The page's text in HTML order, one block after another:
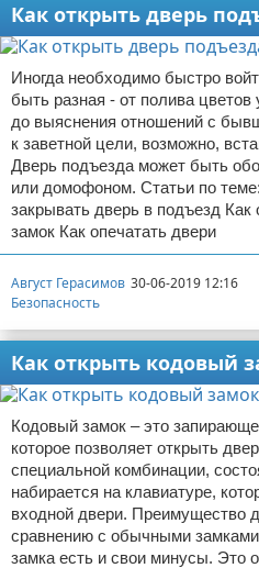
Как открыть дверь
Иногда необходимо быстро
быть разная - от полива цветов
до выяснения отношений с
к заветной цели, возможно,
Дверь подъезда может быть
или домофоном. Статьи по
закрывать дверь в подъезд Как
замок Как опечатать двери
Август Герасимов 30-06-2019 12:16
Безопасность
Как открыть кодовый
Кодовый замок – это
которое позволяет открыть
специальной комбинации,
набирается на клавиатуре,
входной двери. Преимущество
сравнению с обычными
замка есть и свои минусы. Это